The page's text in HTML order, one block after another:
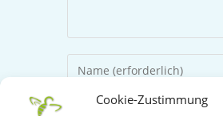
Cookie-Zustimmung